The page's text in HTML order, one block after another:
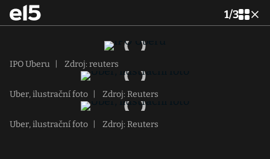
1/3
IPO Uberu Zdroj: reuters
Uber, ilustrační foto Zdroj: Reuters
Uber, ilustrační foto Zdroj: Reuters